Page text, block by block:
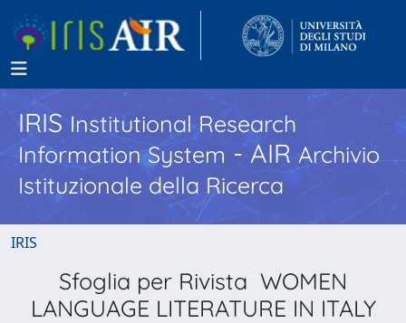
IRISInstitutional Research
Information System - AIR Archivio
Istituzionale della Ricerca
IRIS
Sfoglia per Rivista WOMEN
LANGUAGE LITERATURE IN ITALY